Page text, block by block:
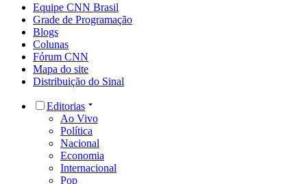
Equipe CNN Brasil
Grade de Programação
Blogs
Colunas
Fórum CNN
Mapa do site
Distribuição do Sinal
Editorias
Ao Vivo
Política
Nacional
Economia
Internacional
Pop